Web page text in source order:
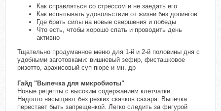
Как справляться со стрессом и не заедать его
Как испытывать удовольствие от жизни без допингов
Где брать силы на новые свершения и победы
Что есть, чтобы хорошо спать и проводить день
активно
Тщательно продуманное меню для 1-й и 2-й половины дня с
удобными заготовками: вишневый зефир, фисташковое
ризотто, арахисовый суп-пюре и мн. др
Гайд "Выпечка для микробиоты"
Новые рецепты с высоким содержанием клетчатки
Надолго насыщают без резких скачков сахара. Выпечка
перестает быть запрещенкой. Легко следить за фигурой